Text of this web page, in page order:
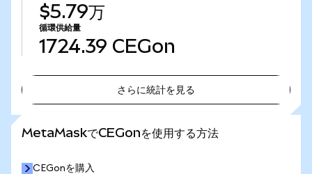
$5.79万
循環供給量
1724.39 CEGon
さらに統計を見る
MetaMaskでCEGonを使用する方法
CEGonを購入